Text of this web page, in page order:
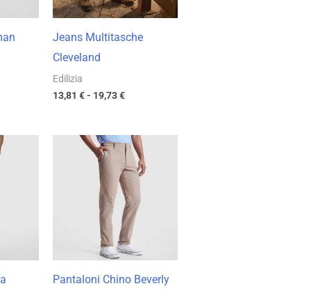
Jeans Multitasche
Cleveland
Edilizia
13,81 €- 19,73€
€
€
Pantaloni Chino Beverly
Fascia
di
prezzo:
da
20,94 €
a
29,92 €